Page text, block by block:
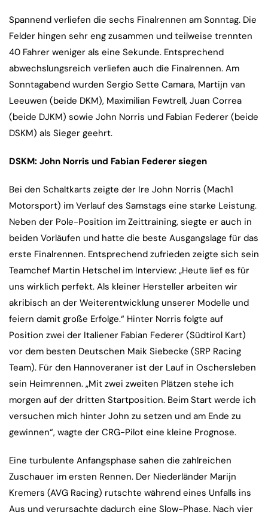
Spannend verliefen die sechs Finalrennen am Sonntag. Die
Felder hingen sehr eng zusammen und teilweise trennten
40 Fahrer weniger als eine Sekunde. Entsprechend
abwechslungsreich verliefen auch die Finalrennen. Am
Sonntagabend wurden Sergio Sette Camara, Martijn van
Leeuwen (beide DKM), Maximilian Fewtrell, Juan Correa
(beide DJKM) sowie John Norris und Fabian Federer (beide
DSKM) als Sieger geehrt.
DSKM: John Norris und Fabian Federer siegen
Bei den Schaltkarts zeigte der Ire John Norris (Mach1
Motorsport) im Verlauf des Samstags eine starke Leistung.
Neben der Pole-Position im Zeittraining, siegte er auch in
beiden Vorläufen und hatte die beste Ausgangslage für das
erste Finalrennen. Entsprechend zufrieden zeigte sich sein
Teamchef Martin Hetschel im Interview: „Heute lief es für
uns wirklich perfekt. Als kleiner Hersteller arbeiten wir
akribisch an der Weiterentwicklung unserer Modelle und
feiern damit große Erfolge.“ Hinter Norris folgte auf
Position zwei der Italiener Fabian Federer (Südtirol Kart)
vor dem besten Deutschen Maik Siebecke (SRP Racing
Team). Für den Hannoveraner ist der Lauf in Oschersleben
sein Heimrennen. „Mit zwei zweiten Plätzen stehe ich
morgen auf der dritten Startposition. Beim Start werde ich
versuchen mich hinter John zu setzen und am Ende zu
gewinnen“, wagte der CRG-Pilot eine kleine Prognose.
Eine turbulente Anfangsphase sahen die zahlreichen
Zuschauer im ersten Rennen. Der Niederländer Marijn
Kremers (AVG Racing) rutschte während eines Unfalls ins
Aus und verursachte dadurch eine Slow-Phase. Nach vier